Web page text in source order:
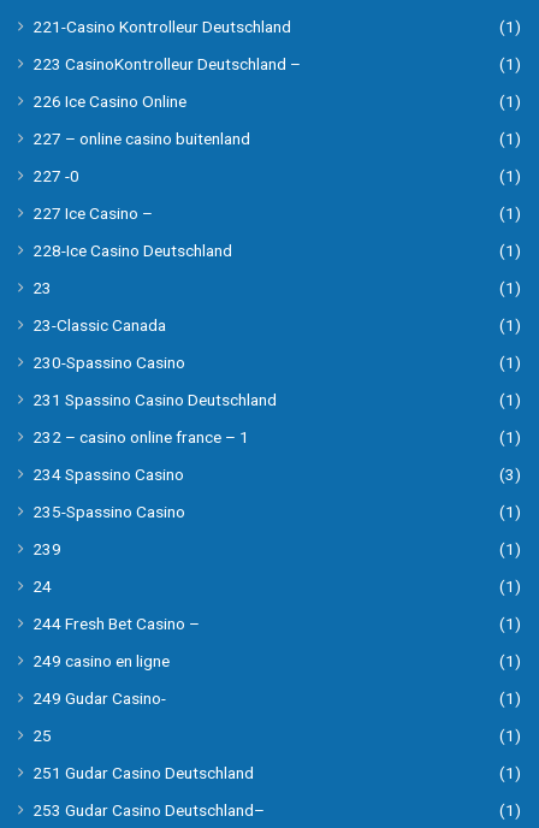
221-Casino Kontrolleur Deutschland
(1)
223 CasinoKontrolleur Deutschland –
(1)
226 Ice Casino Online
(1)
227 – online casino buitenland
(1)
227 -0
(1)
227 Ice Casino –
(1)
228-Ice Casino Deutschland
(1)
23
(1)
23-Classic Canada
(1)
230-Spassino Casino
(1)
231 Spassino Casino Deutschland
(1)
232 – casino online france – 1
(1)
234 Spassino Casino
(3)
235-Spassino Casino
(1)
239
(1)
24
(1)
244 Fresh Bet Casino –
(1)
249 casino en ligne
(1)
249 Gudar Casino-
(1)
25
(1)
251 Gudar Casino Deutschland
(1)
253 Gudar Casino Deutschland–
(1)